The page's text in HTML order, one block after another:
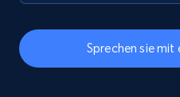
Sprechen sie mit